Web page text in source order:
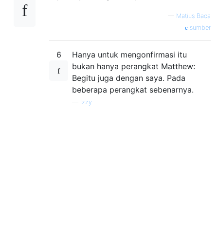
— Matius Baca
sumber
6
Hanya untuk mengonfirmasi itu
bukan hanya perangkat Matthew:
Begitu juga dengan saya. Pada
beberapa perangkat sebenarnya.
— Izzy